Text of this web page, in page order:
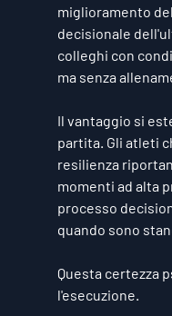
miglioramento
decisionale
colleghi con
ma senza
Il vantaggio si
partita. Gli atleti
resilienza
momenti ad alta
processo
quando sono
Questa certezza
l'esecuzione.